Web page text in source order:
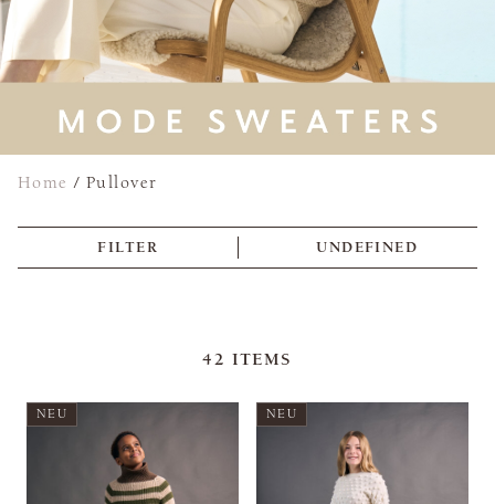
Home /Pullover
FILTER UNDEFINED
42 ITEMS
NEU NEU